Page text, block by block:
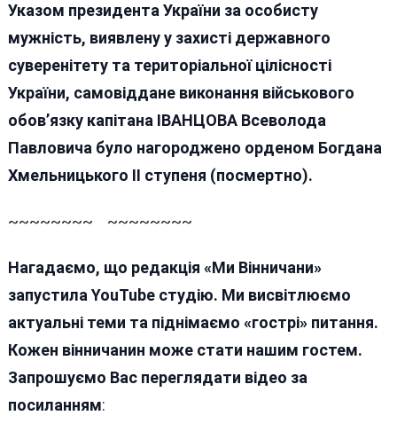
Указом президента України за особисту
мужність, виявлену у захисті державного
суверенітету та територіальної цілісності
України, самовіддане виконання військового
обов’язку капітана ІВАНЦОВА Всеволода
Павловича було нагороджено орденом Богдана
Хмельницького ІІ ступеня (посмертно).
~~~~~~~~ ~~~~~~~~
Нагадаємо, що редакція «Ми Вінничани»
запустила YouTube студію. Ми висвітлюємо
актуальні теми та піднімаємо «гострі» питання.
Кожен вінничанин може стати нашим гостем.
Запрошуємо Вас переглядати відео за
посиланням: